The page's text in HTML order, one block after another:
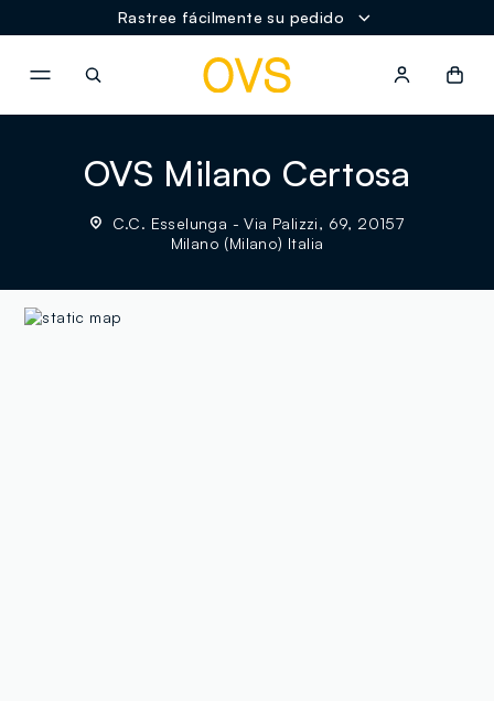
Rastree fácilmente su pedido
OVS Milano Certosa
C.C. Esselunga - Via Palizzi, 69, 20157
Milano (Milano) Italia